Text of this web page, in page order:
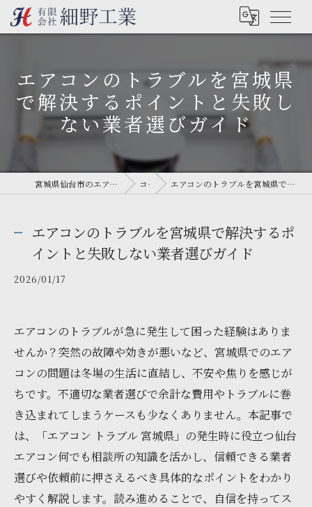
エアコンのトラブルを宮城県
で解決するポイントと失敗し
ない業者選びガイド
宮城県仙台市のエアコン工事なら有限会社細野工業 コラム エアコンのトラブルを宮城県で解決するポイントと失敗しない業者選びガイド
エアコンのトラブルを宮城県で解決するポ
イントと失敗しない業者選びガイド
2026/01/17
エアコンのトラブルが急に発生して困った経験はありま
せんか？突然の故障や効きが悪いなど、宮城県でのエア
コンの問題は冬場の生活に直結し、不安や焦りを感じが
ちです。不適切な業者選びで余計な費用やトラブルに巻
き込まれてしまうケースも少なくありません。本記事で
は、「エアコン トラブル 宮城県」の発生時に役立つ仙台
エアコン何でも相談所の知識を活かし、信頼できる業者
選びや依頼前に押さえるべき具体的なポイントをわかり
やすく解説します。読み進めることで、自信を持ってス